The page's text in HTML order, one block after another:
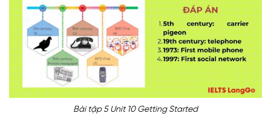
Bài tập 5 Unit 10 Getting Started